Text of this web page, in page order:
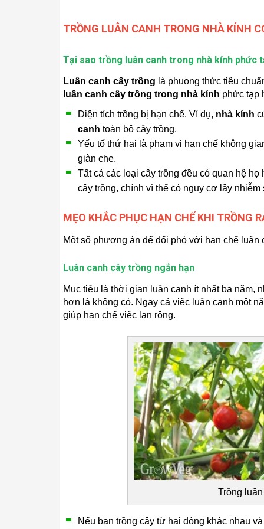
TRỒNG LUÂN CANH TRONG NHÀ KÍNH
Tại sao trồng luân canh trong nhà kính phức
Luân canh cây trồng là phuong thức tiêu
luân canh cây trồng trong nhà kính phức tạp
Diện tích trồng bị hạn chế. Ví dụ, nhà kính
canh toàn bộ cây trồng.
Yếu tố thứ hai là phạm vi hạn chế không
giàn che.
Tất cả các loại cây trồng đều có quan hệ
cây trồng, chính vì thế có nguy cơ lây nhiễm
MẸO KHẮC PHỤC HẠN CHẾ KHI TRỒNG
Một số phương án để đối phó với hạn chế luân
Luân canh cây trồng ngắn hạn
Mục tiêu là thời gian luân canh ít nhất ba năm,
hơn là không có. Ngay cả việc luân canh một
giúp hạn chế việc lan rộng.
Trồng
Nếu bạn trồng cây từ hai dòng khác nhau